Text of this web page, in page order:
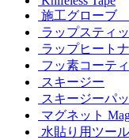
施工グローブ
ラップスティ
ラップヒート
フッ素コーテ
スキージー
スキージーパ
マグネット
水貼り用ツール